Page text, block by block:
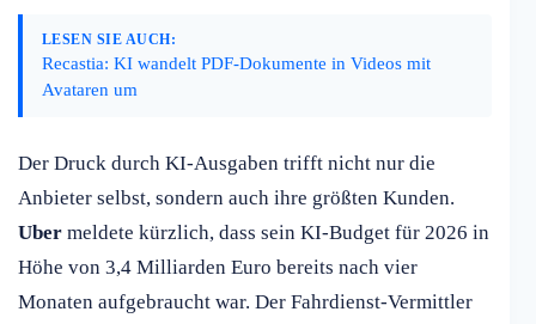
LESEN SIE AUCH:
Recastia: KI wandelt PDF-Dokumente in Videos mit
Avataren um
Der Druck durch KI-Ausgaben trifft nicht nur die
Anbieter selbst, sondern auch ihre größten Kunden.
Uber meldete kürzlich, dass sein KI-Budget für 2026 in
Höhe von 3,4 Milliarden Euro bereits nach vier
Monaten aufgebraucht war. Der Fahrdienst-Vermittler